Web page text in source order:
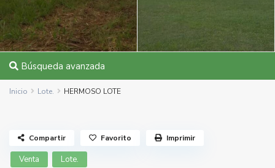
Búsqueda avanzada
Inicio Lote. HERMOSO LOTE
Venta Lote.
Compartir Favorito Imprimir